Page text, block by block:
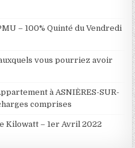
– 100% Quinté du Vendredi
vous pourriez avoir
à ASNIÈRES-SUR-
comprises
Kilowatt – 1er Avril 2022